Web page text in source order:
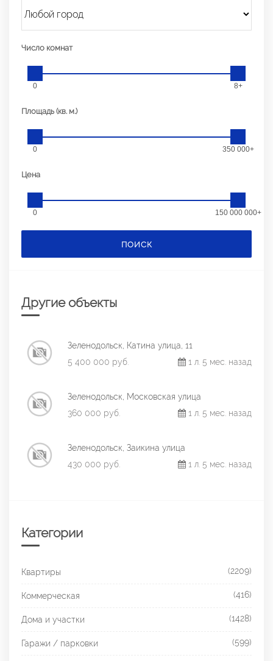
Число комнат
0 8+
Площадь (кв. м.)
0 350 000+
Цена
0 150 000 000+
ПОИСК
Другие объекты
Зеленодольск, Катина улица, 11
5 400 000 руб.
1 л. 5 мес. назад
Зеленодольск, Московская улица
360 000 руб.
1 л. 5 мес. назад
Зеленодольск, Заикина улица
430 000 руб.
1 л. 5 мес. назад
Категории
Квартиры (2209)
Коммерческая (416)
Дома и участки (1428)
Гаражи / парковки (599)